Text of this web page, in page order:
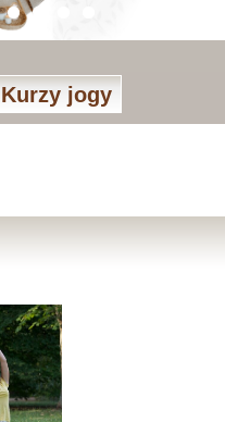
Kurzy jogy